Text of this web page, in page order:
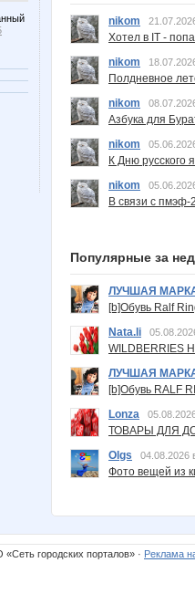
nikom
Хотел в IT -
nikom
Полдневное
nikom
Азбука для
nikom
К Дню русского
nikom
В связи с пмэф-
Популярные за
ЛУЧШАЯ
[b]Обувь Ralf
Nata.li
ЛУЧШАЯ
[b]Обувь RALF
Lonza
ТОВАРЫ ДЛЯ
Olgs
04.08.2026
Фото вещей из
городских порталов» · Реклама